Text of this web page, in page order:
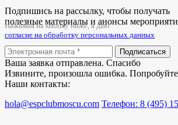
Подпишись на рассылку, чтобы получать
полезные материалы и анонсы
Нажимая на кнопку ниже, я даю
согласие на обработку персональных данных
Подписаться
Ваша заявка отправлена. Спасибо
Извините, произошла ошибка.
Наши контакты:
hola@espclubmoscu.com Телефон: 8 (495)